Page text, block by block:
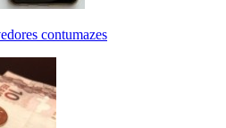
contumazes